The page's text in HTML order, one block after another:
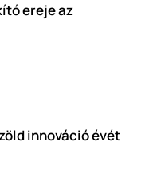
ereje az
innováció évét